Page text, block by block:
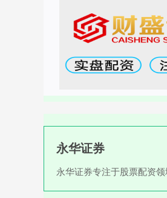
永华证券
永华证券专注于股票配资